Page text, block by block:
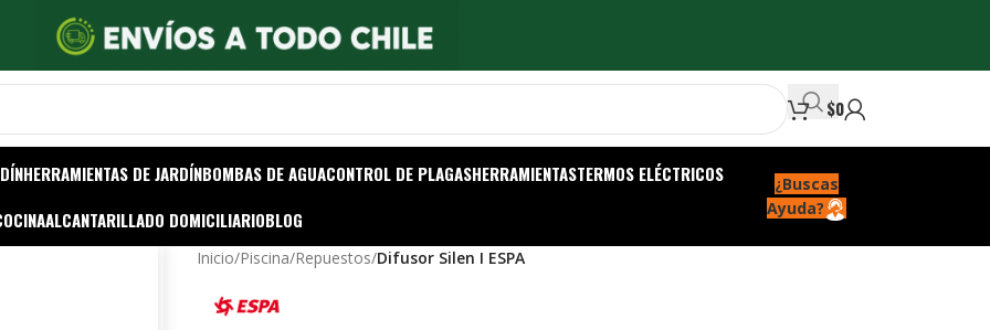
$0
HERRAMIENTAS DE JARDÍNBOMBAS DE AGUACONTROL DE PLAGASHERRAMIENTASTERMOS ELÉCTRICOS
ALCANTARILLADO DOMICILIARIOBLOG
¿Buscas
Ayuda?
Inicio/Piscina/Repuestos/Difusor Silen I ESPA